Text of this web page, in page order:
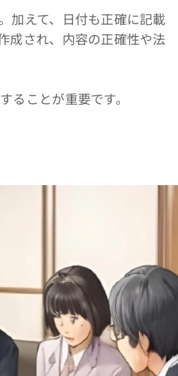
加えて、日付も正確に記載
成され、内容の正確性や法
ことが重要です。